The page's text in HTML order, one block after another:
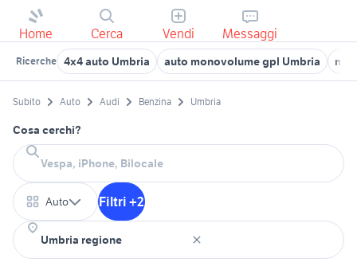
Home Cerca Vendi Messaggi
Ricerche 4x4 auto Umbria auto monovolume gpl Umbria
Subito Auto Audi Benzina Umbria
Cosa cerchi?
Auto Filtri +2